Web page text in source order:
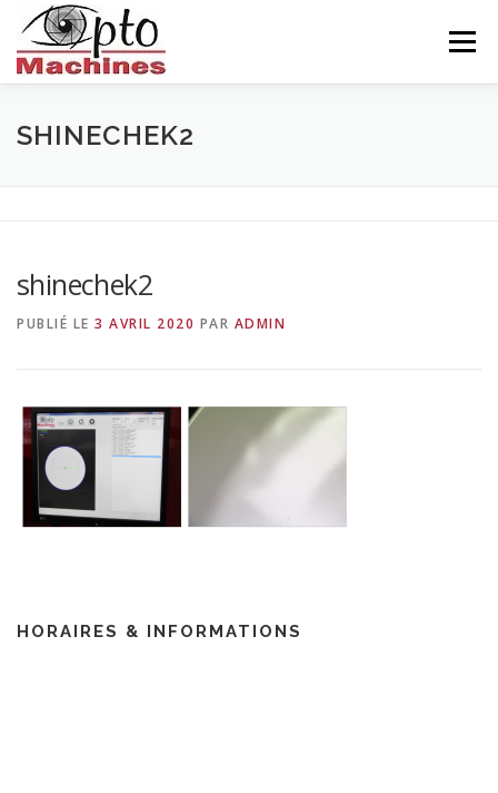
contenu
Menu
ACCUEIL AGRONOMIE
CONTACTS
SHINECHEK2
shinechek2
PUBLIÉ LE 3 AVRIL 2020 PAR ADMIN
HORAIRES & INFORMATIONS